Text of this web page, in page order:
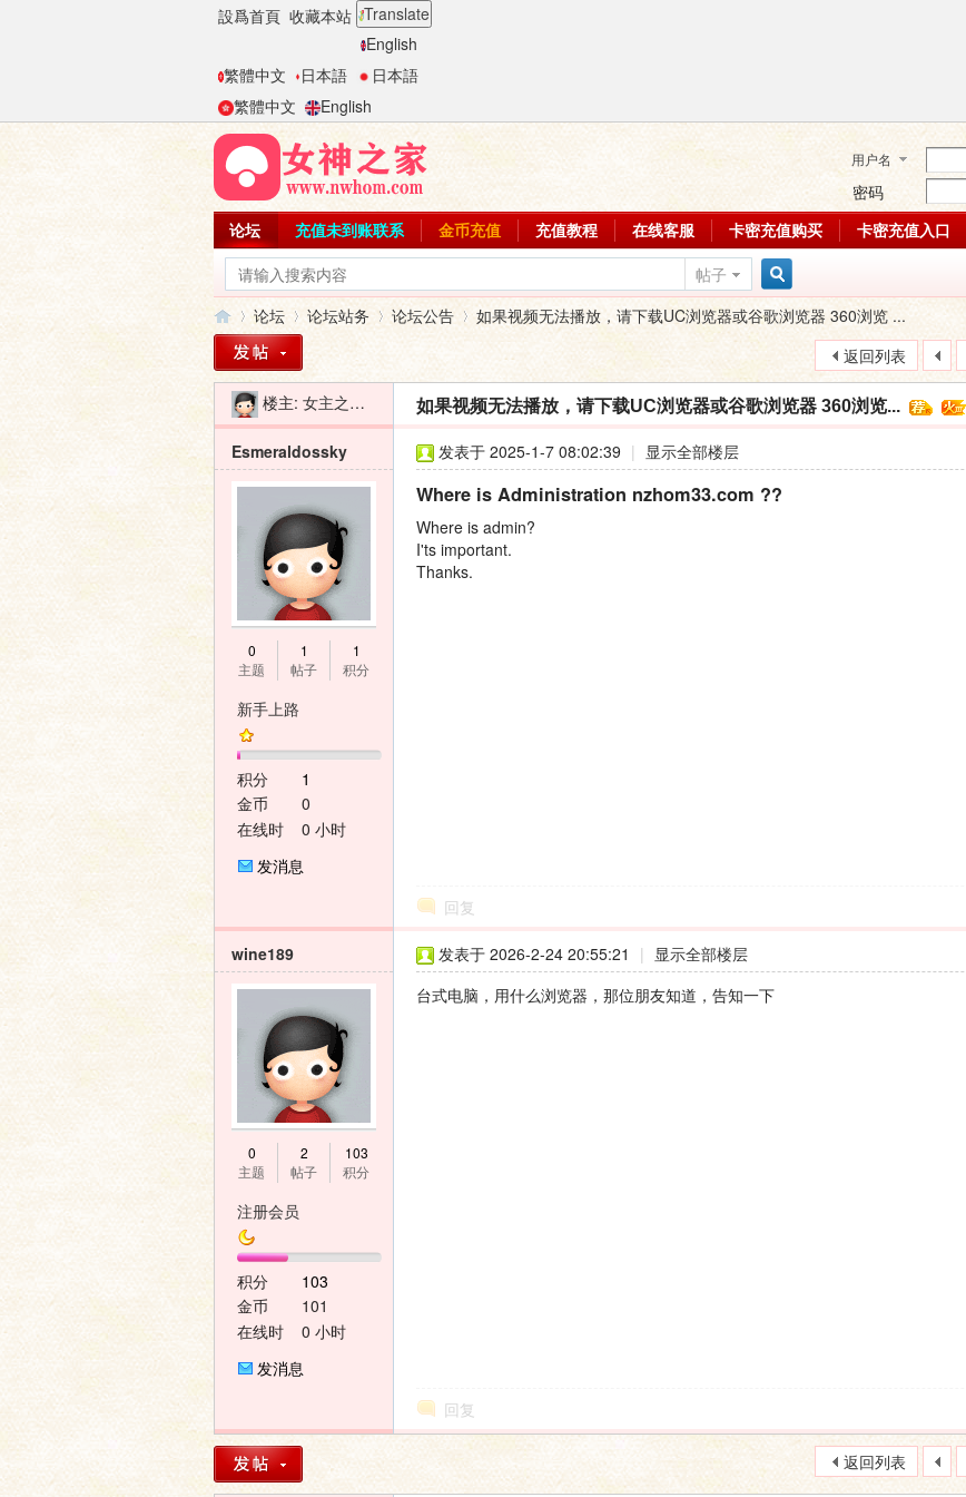
設爲首頁 收藏本站 Translate
English
繁體中文
日本語
日本語
繁體中文
English
用户名
密码
论坛 充值未到账联系 金币充值 充值教程 在线客服 卡密充值购买 卡密充值入口
帖子
搜
索
»
论坛
›
论坛站务 论坛公告
›
如果视频无法播放，请下载UC浏览器或谷歌浏览器 360浏览 ...
返回列表
楼主: 女主之家-二麻子 如果视频无法播放，请下载UC浏览器或谷歌浏览器 360浏览...
Esmeraldossky
0
主题
1
帖子
1
积分
新手上路
积分
1
金币
0
在线时
0 小时
发消息
发表于 2025-1-7 08:02:39 | 显示全部楼层
Where is Administration nzhom33.com ??
Where is admin?
I'ts important.
Thanks.
回复
wine189
0
主题
2
帖子
103
积分
注册会员
积分
103
金币
101
在线时
0 小时
发消息
发表于 2026-2-24 20:55:21 | 显示全部楼层
台式电脑，用什么浏览器，那位朋友知道，告知一下
回复
返回列表